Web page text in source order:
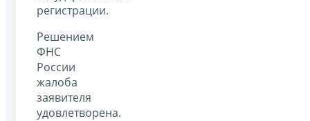
регистрации.
Решением
ФНС
России
жалоба
заявителя
удовлетворена.